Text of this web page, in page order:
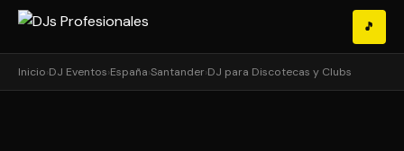
🎵
Inicio›DJ Eventos›España›Santander›DJ para Discotecas y Clubs